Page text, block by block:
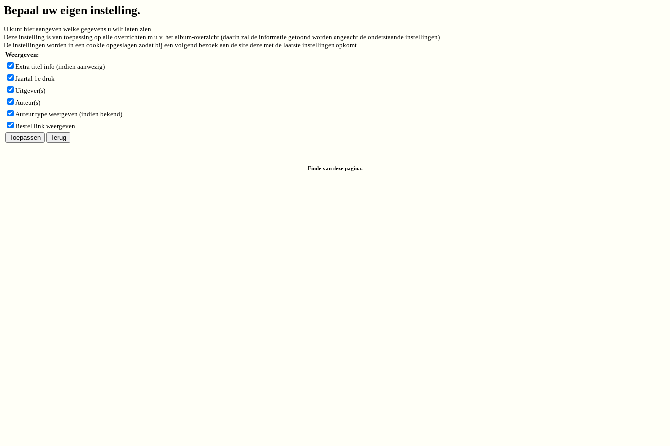
Bepaal uw eigen instelling.
U kunt hier aangeven welke gegevens u wilt laten zien.
Deze instelling is van toepassing op alle overzichten m.u.v. het album-overzicht (daarin zal de informatie getoond worden ongeacht de onderstaande instellingen).
De instellingen worden in een cookie opgeslagen zodat bij een volgend bezoek aan de site deze met de laatste instellingen opkomt.
Weergeven:
Extra titel info (indien aanwezig)
Jaartal 1e druk
Uitgever(s)
Auteur(s)
Auteur type weergeven (indien bekend)
Bestel link weergeven
Einde van deze pagina.